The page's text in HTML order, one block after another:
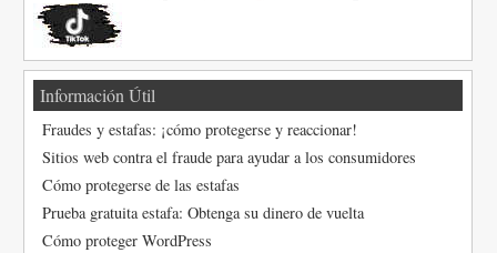
Información Útil
Fraudes y estafas: ¡cómo protegerse y reaccionar!
Sitios web contra el fraude para ayudar a los consumidores
Cómo protegerse de las estafas
Prueba gratuita estafa: Obtenga su dinero de vuelta
Cómo proteger WordPress